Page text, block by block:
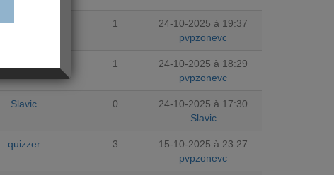
Slavic 1
24-10-2025 à 19:37
pvpzonevc
1
24-10-2025 à 18:29
pvpzonevc
Slavic 0
24-10-2025 à 17:30
Slavic
quizzer 3
15-10-2025 à 23:27
pvpzonevc